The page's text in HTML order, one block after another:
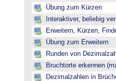
Übung zum Kürzen
Interaktiver, beliebig
Erweitern, Kürzen,
Übung zum Erweitern
Runden von
Bruchtorte erkennen
Dezimalzahlen in